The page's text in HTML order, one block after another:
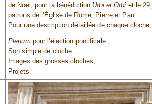
de Noël, pour la bénédiction Urbi et Orbi et le 29
patrons de l’Église de Rome, Pierre et Paul.
Pour une description détaillée de chaque
Plenum pour l’élection pontificale ;
Son simple de cloche ;
Images des grosses cloches;
Projets